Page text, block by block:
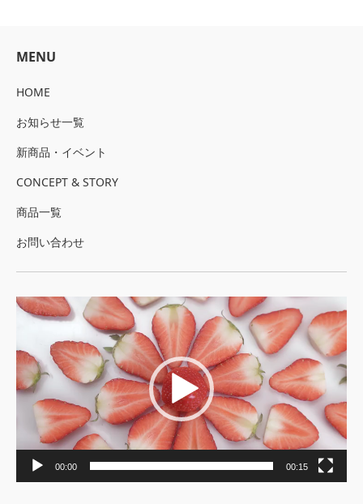
MENU
HOME
お知らせ一覧
新商品・イベント
CONCEPT & STORY
商品一覧
お問い合わせ
動
画
ヤ
ー
00:00 00:15